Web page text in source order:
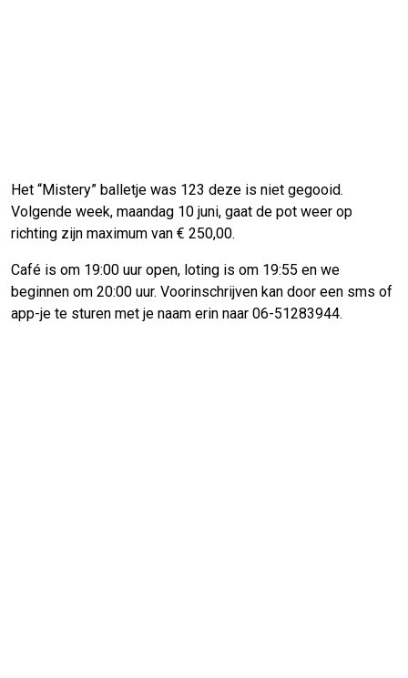
Het “Mistery” balletje was 123 deze is niet gegooid.
Volgende week, maandag 10 juni, gaat de pot weer op
richting zijn maximum van € 250,00.
Café is om 19:00 uur open, loting is om 19:55 en we
beginnen om 20:00 uur. Voorinschrijven kan door een sms of
app-je te sturen met je naam erin naar 06-51283944.